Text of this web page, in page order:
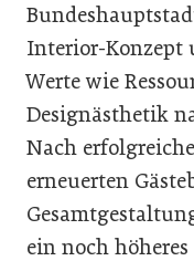
Interior-Konzept
Werte wie
Designästhetik
Nach
erneuerten
ein noch